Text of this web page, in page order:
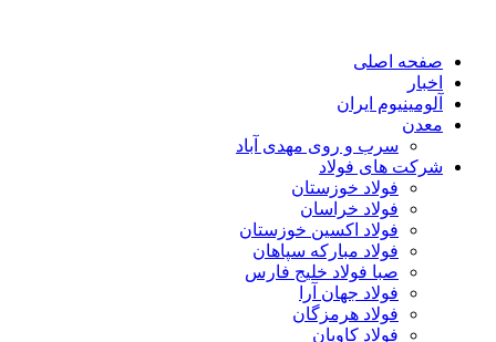
صفحه اصلی
اخبار
آلومینیوم ایران
معدن
سرب و روی مهدی آباد
شرکت های فولاد
فولاد خوزستان
فولاد خراسان
فولاد اکسین خوزستان
فولاد مبارکه سپاهان
صبا فولاد خلیج فارس
فولاد جهان آرا
فولاد هرمزگان
فولاد کاویان